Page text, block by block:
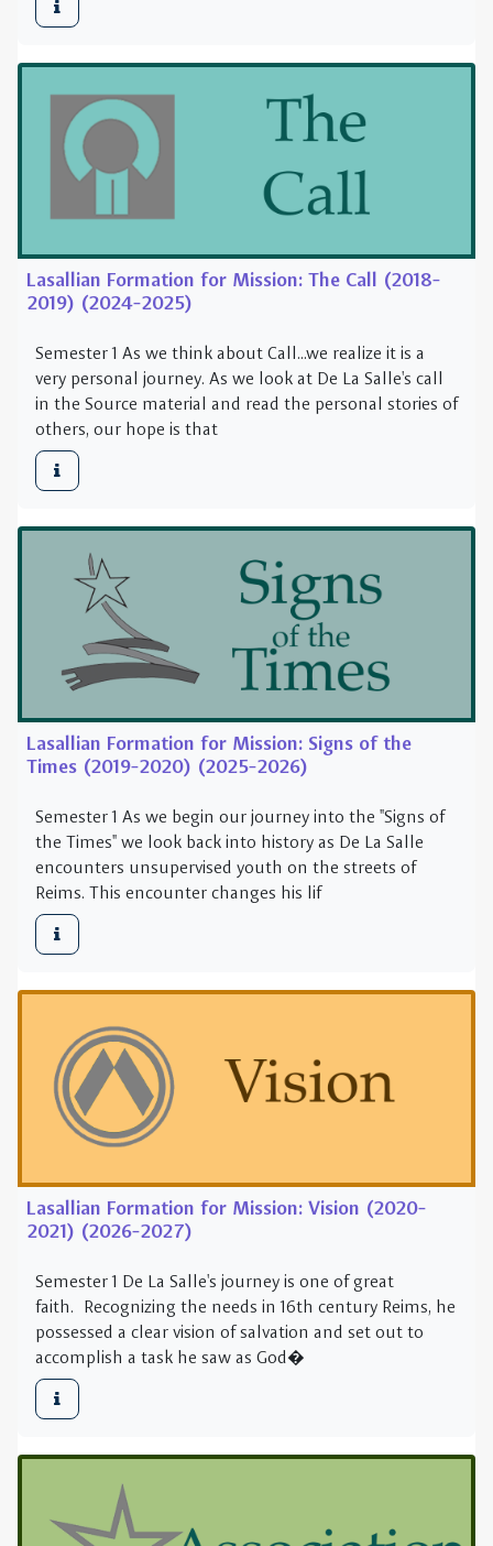
Lasallian Formation for Mission: The Call (2018-
2019) (2024-2025)
Semester 1 As we think about Call...we realize it is a
in the Source material and read the personal stories of
others, our hope is that
Lasallian Formation for Mission: Signs of the
Times (2019-2020) (2025-2026)
Semester 1 As we begin our journey into the "Signs of
the Times" we look back into history as De La Salle
encounters unsupervised youth on the streets of
Reims. This encounter changes his lif
Lasallian Formation for Mission: Vision (2020-
2021) (2026-2027)
Semester 1 De La Salle's journey is one of great
faith. Recognizing the needs in 16th century Reims, he
possessed a clear vision of salvation and set out to
accomplish a task he saw as God�
Lasallian Formation for Mission: Association